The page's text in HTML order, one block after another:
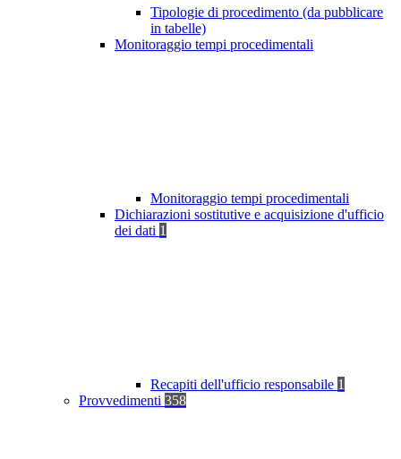
Tipologie di procedimento (da pubblicare
in tabelle)
Monitoraggio tempi procedimentali
Monitoraggio tempi procedimentali
Dichiarazioni sostitutive e acquisizione d'ufficio
dei dati 1
Recapiti dell'ufficio responsabile 1
Provvedimenti 358